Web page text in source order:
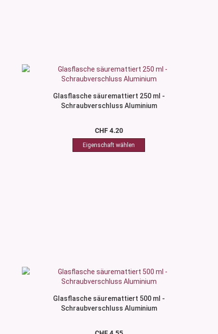
Glasflasche säuremattiert 250 ml -
Schraubverschluss Aluminium
CHF 4.20
Glasflasche säuremattiert 500 ml -
Schraubverschluss Aluminium